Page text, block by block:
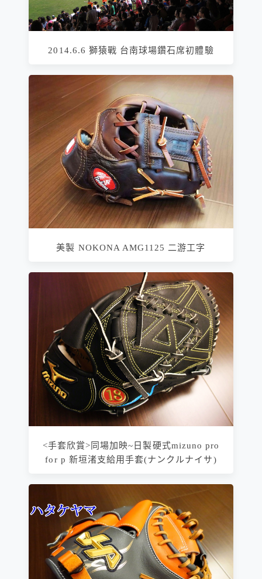
2014.6.6 獅猿戰 台南球場鑽石席初體驗
美製 NOKONA AMG1125 二游工字
<手套欣賞>同場加映~日製硬式mizuno pro
for p 新垣渚支給用手套(ナンクルナイサ)